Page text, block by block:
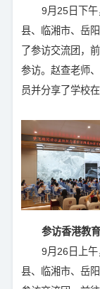
9月25日下
县、临湘市、岳
了参访交流团，
参访。赵查老师
员并分享了学校
参访香港教
9月26日上
县、临湘市、岳